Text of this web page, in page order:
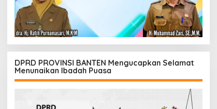
DPRD PROVINSI BANTEN Mengucapkan Selamat
Menunaikan Ibadah Puasa